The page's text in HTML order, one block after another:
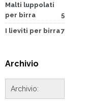
Malti luppolati
per birra
5
I lieviti per birra7
Archivio